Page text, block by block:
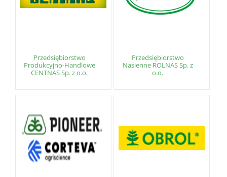
Przedsiębiorstwo
Produkcyjno-Handlowe
CENTNAS Sp. z o.o.
Przedsiębiorstwo
Nasienne ROLNAS Sp. z
o.o.